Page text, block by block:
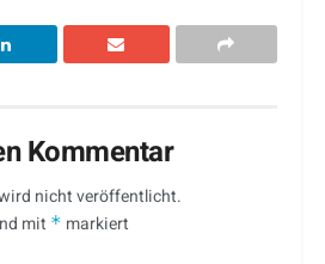
Kommentar
nicht veröffentlicht.
mit * markiert